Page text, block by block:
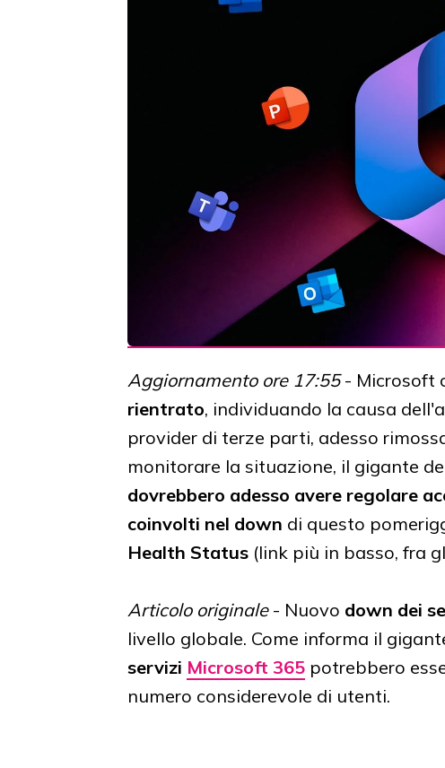
Aggiornamento ore 17:55- Microsoft
rientrato, individuando la causa
provider di terze parti, adesso
monitorare la situazione, il gigante
dovrebbero adesso avere regolare
coinvolti nel down di questo
Health Status (link più in basso, fra
Articolo originale- Nuovo down dei
livello globale. Come informa il
servizi Microsoft 365 potrebbero
numero considerevole di utenti.